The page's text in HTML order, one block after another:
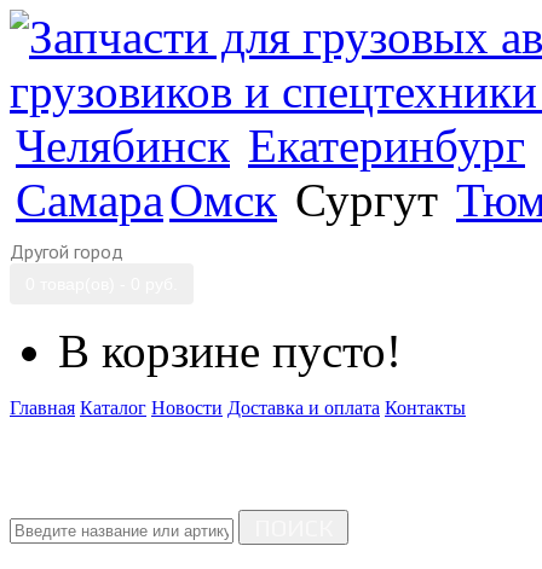
Челябинск Екатеринбург
СамараОмск Сургут
Другой город
В корзине пусто!
Главная Каталог Новости Доставка и оплата Контакты